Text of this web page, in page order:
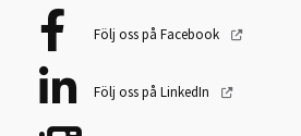
Följ oss på Facebook
Följ oss på LinkedIn